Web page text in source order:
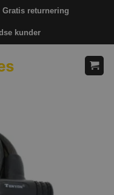
Gratis returnering
kunder